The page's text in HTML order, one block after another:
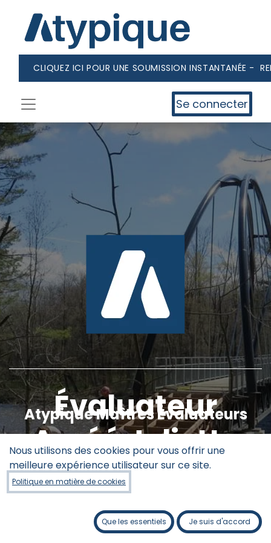
CLIQUEZ ICI POUR UNE SOUMISSION INSTANTANÉE -
Se connecter
Évaluateur
Agréé Joliette
Atypique Maîtres Évaluateurs
Nous utilisons des cookies pour vous offrir une
meilleure expérience utilisateur sur ce site.
Politique en matière de cookies
Que les essentiels Je suis d'accord